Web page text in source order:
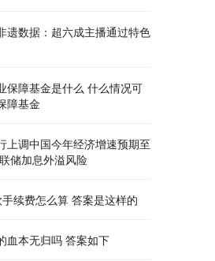
遗数据：超六成主播通过特色
保障基金是什么 什么情况可
障基金
上调中国今年经济增速预期至
储加息外溢风险
续费怎么算 答案是这样的
血本无归吗 答案如下